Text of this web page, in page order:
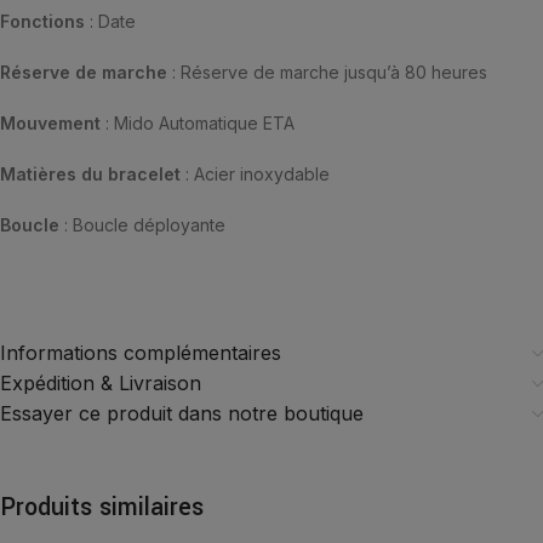
Fonctions : Date
Réserve de marche : Réserve de marche jusqu’à 80 heures
Mouvement : Mido Automatique ETA
Matières du bracelet : Acier inoxydable
Boucle : Boucle déployante
Informations complémentaires
Expédition & Livraison
Essayer ce produit dans notre boutique
Produits similaires